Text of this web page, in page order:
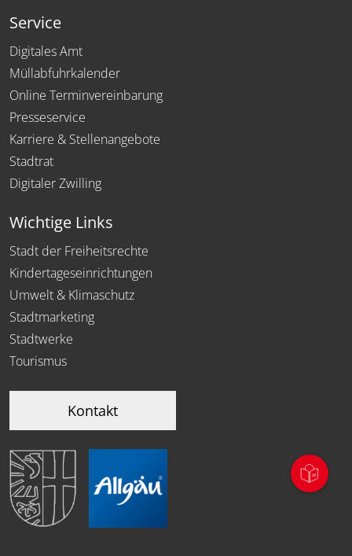
Service
Digitales Amt
Müllabfuhrkalender
Online Terminvereinbarung
Presseservice
Karriere & Stellenangebote
Stadtrat
Digitaler Zwilling
Wichtige Links
Stadt der Freiheitsrechte
Kindertageseinrichtungen
Umwelt & Klimaschutz
Stadtmarketing
Stadtwerke
Tourismus
Kontakt